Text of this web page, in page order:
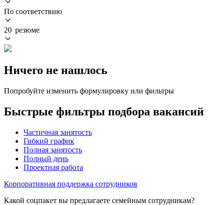
По соответствию
20 резюме
Ничего не нашлось
Попробуйте изменить формулировку или фильтры
Быстрые фильтры подбора вакансий
Частичная занятость
Гибкий график
Полная занятость
Полный день
Проектная работа
Корпоративная поддержка сотрудников
Какой соцпакет вы предлагаете семейным сотрудникам?